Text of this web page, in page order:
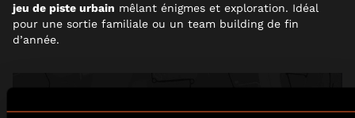
jeu de piste urbain mêlant énigmes et exploration. Idéal
pour une sortie familiale ou un team building de fin
d’année.